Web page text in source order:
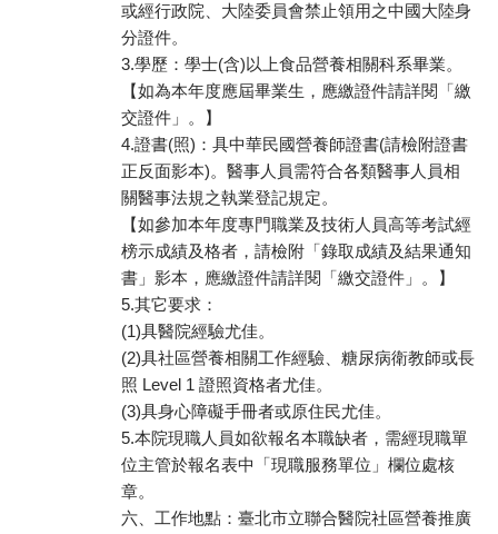
或經行政院、大陸委員會禁止領用之中國大陸身
分證件。
3.學歷：學士(含)以上食品營養相關科系畢業。
【如為本年度應屆畢業生，應繳證件請詳閱「繳
交證件」。】
4.證書(照)：具中華民國營養師證書(請檢附證書
正反面影本)。醫事人員需符合各類醫事人員相
關醫事法規之執業登記規定。
【如參加本年度專門職業及技術人員高等考試經
榜示成績及格者，請檢附「錄取成績及結果通知
書」影本，應繳證件請詳閱「繳交證件」。】
5.其它要求：
(1)具醫院經驗尤佳。
(2)具社區營養相關工作經驗、糖尿病衛教師或長
照 Level 1 證照資格者尤佳。
(3)具身心障礙手冊者或原住民尤佳。
5.本院現職人員如欲報名本職缺者，需經現職單
位主管於報名表中「現職服務單位」欄位處核
章。
六、工作地點：臺北市立聯合醫院社區營養推廣